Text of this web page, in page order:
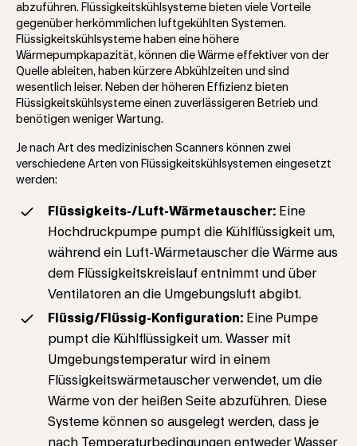
abzuführen. Flüssigkeitskühlsysteme bieten viele Vorteile
gegenüber herkömmlichen luftgekühlten Systemen.
Flüssigkeitskühlsysteme haben eine höhere
Wärmepumpkapazität, können die Wärme effektiver von der
Quelle ableiten, haben kürzere Abkühlzeiten und sind
wesentlich leiser. Neben der höheren Effizienz bieten
Flüssigkeitskühlsysteme einen zuverlässigeren Betrieb und
benötigen weniger Wartung.
Je nach Art des medizinischen Scanners können zwei
verschiedene Arten von Flüssigkeitskühlsystemen eingesetzt
werden:
Flüssigkeits-/Luft-Wärmetauscher: Eine
Hochdruckpumpe pumpt die Kühlflüssigkeit um,
während ein Luft-Wärmetauscher die Wärme aus
dem Flüssigkeitskreislauf entnimmt und über
Ventilatoren an die Umgebungsluft abgibt.
Flüssig/Flüssig-Konfiguration: Eine Pumpe
pumpt die Kühlflüssigkeit um. Wasser mit
Umgebungstemperatur wird in einem
Flüssigkeitswärmetauscher verwendet, um die
Wärme von der heißen Seite abzuführen. Diese
Systeme können so ausgelegt werden, dass je
nach Temperaturbedingungen entweder Wasser